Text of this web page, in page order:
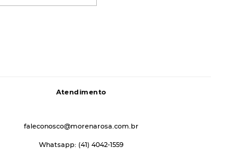
Atendimento
faleconosco@morenarosa.com.br
Whatsapp: (41) 4042-1559